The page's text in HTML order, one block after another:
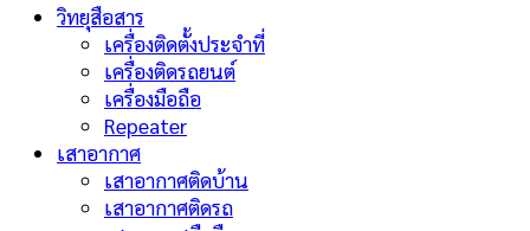
วิทยุสือสาร
เครื่องติดตั้งประจำที่
เครื่องติดรถยนต์
เครื่องมือถือ
Repeater
เสาอากาศ
เสาอากาศติดบ้าน
เสาอากาศติดรถ